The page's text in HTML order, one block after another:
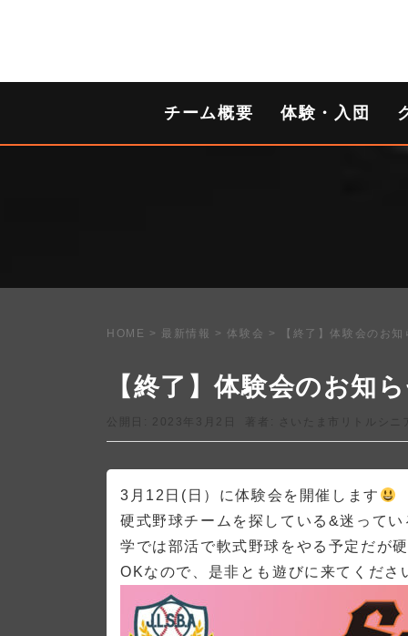
チーム概要 体験・入団
HOME > 最新情報 >体験会 > 【終了】体験会のお
【終了】体験会のお知
さいたま市リトルシニ
3月12日(日）に体験会を開催します
硬式野球チームを探している&迷って
学では部活で軟式野球をやる予定だが
OKなので、是非とも遊びに来てくださ